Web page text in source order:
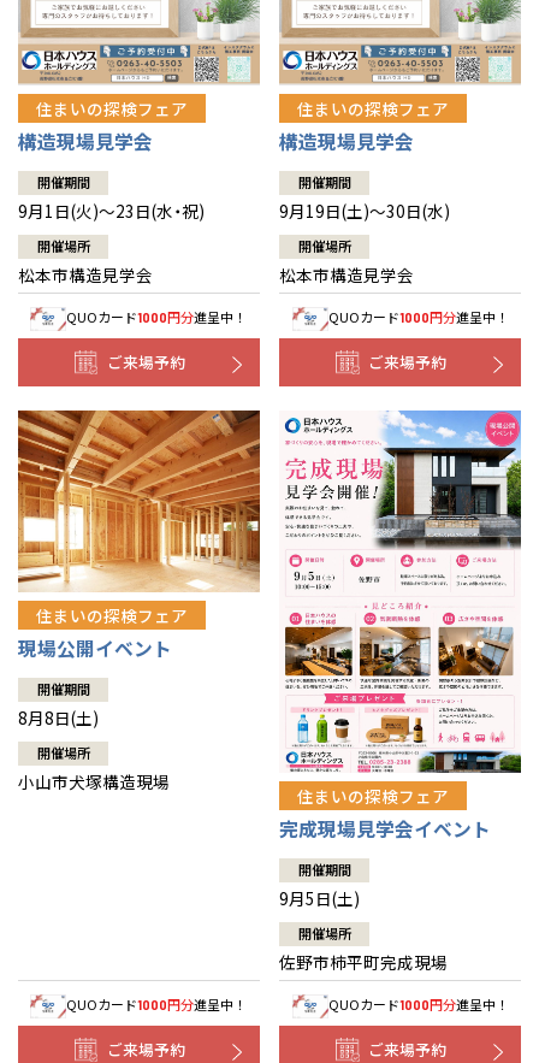
住まいの探検フェア
構造現場見学会
開催期間
9月1日(火)～23日(水・祝)
開催場所
松本市構造見学会
QUOカード1000円分進呈中！
ご来場予約
住まいの探検フェア
構造現場見学会
開催期間
9月19日(土)～30日(水)
開催場所
松本市構造見学会
QUOカード1000円分進呈中！
ご来場予約
住まいの探検フェア
現場公開イベント
開催期間
8月8日(土)
開催場所
小山市犬塚構造現場
QUOカード1000円分進呈中！
ご来場予約
住まいの探検フェア
完成現場見学会イベント
開催期間
9月5日(土)
開催場所
佐野市柿平町完成現場
QUOカード1000円分進呈中！
ご来場予約